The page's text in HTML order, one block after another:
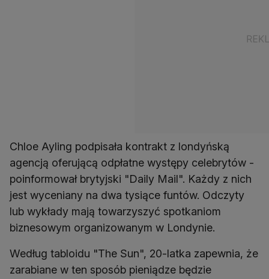
Chloe Ayling podpisała kontrakt z londyńską
agencją oferującą odpłatne występy celebrytów -
poinformował brytyjski "Daily Mail". Każdy z nich
jest wyceniany na dwa tysiące funtów. Odczyty
lub wykłady mają towarzyszyć spotkaniom
biznesowym organizowanym w Londynie.
Według tabloidu "The Sun", 20-latka zapewnia, że
zarabiane w ten sposób pieniądze będzie